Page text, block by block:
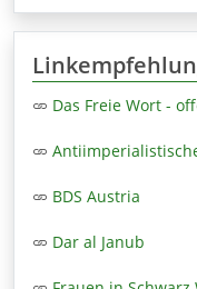
Das Freie Wort -
BDS Austria
Dar al Janub